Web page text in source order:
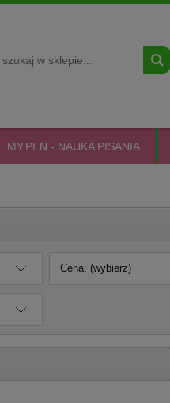
MY.PEN - NAUKA PISANIA
Cena: (wybierz)